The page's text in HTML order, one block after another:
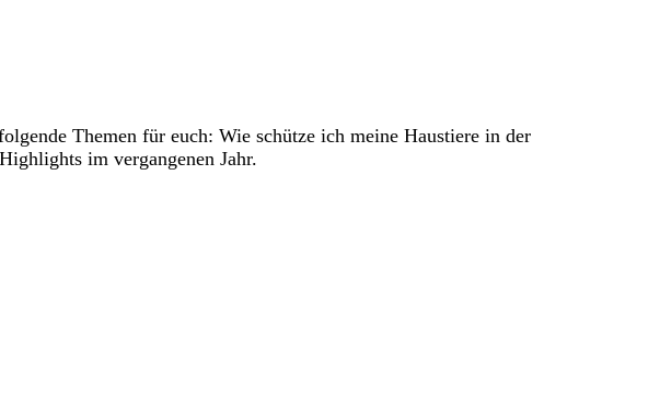
Themen für euch: Wie schütze ich meine Haustiere in der
im vergangenen Jahr.